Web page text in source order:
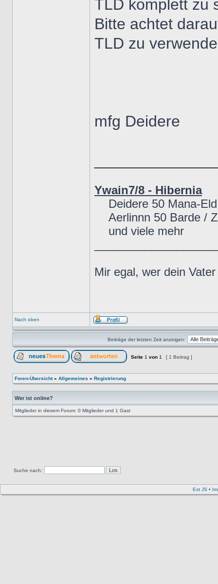
TLD komplett zu
Bitte achtet
TLD zu
mfg Deidere
Ywain7/8 - Hibernia
Deidere 50 Mana-
Aerlinnn 50 Barde /
und viele mehr
Mir egal, wer dein
Nach oben
Beiträge der letzten Zeit anzeigen:
Seite 1 von 1 [ 1 Beitrag ]
Foren-Übersicht» Allgemeines » Registrierung
Wer ist online?
Mitglieder in diesem Forum: 0 Mitglieder und 1 Gast
Suche nach:
Ext JS •